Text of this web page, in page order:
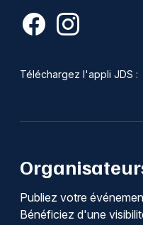
Téléchargez l'appli JDS :
Publiez votre
Bénéficiez d'une